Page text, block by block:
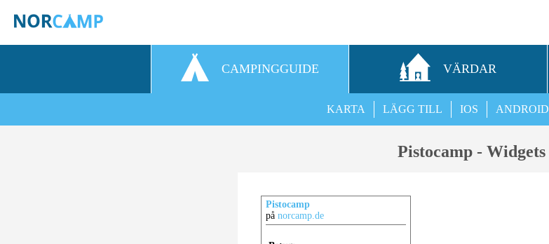
CAMPINGGUIDE VÄRDAR
ANDROID
IOS
LÄGG TILL
KARTA
Pistocamp - Widgets
Pistocamp
pånorcamp.de